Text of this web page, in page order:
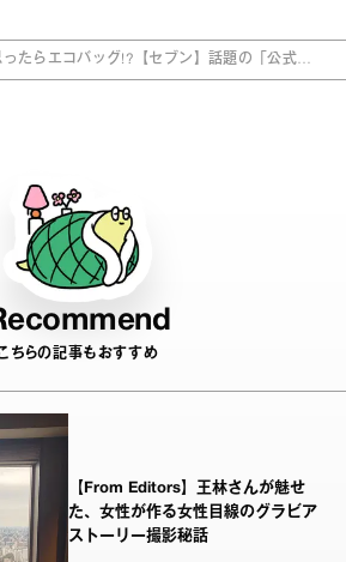
ったらエコバッグ!?【セブン】話題の「公式エ
ちらの記事もおすすめ
【From Editors】王林さんが魅せ
た、女性が作る女性目線のグラビア
ストーリー撮影秘話